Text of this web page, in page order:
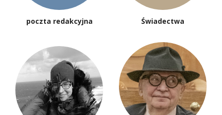
poczta redakcyjna Świadectwa